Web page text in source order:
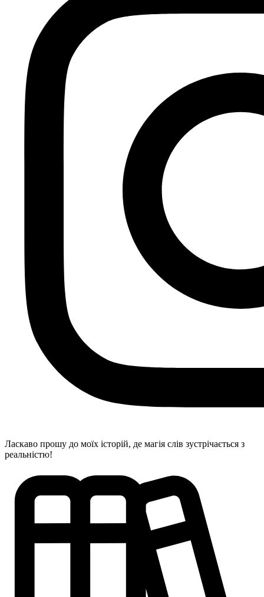
Ласкаво прошу до моїх історій, де магія слів зустрічається з
реальністю!